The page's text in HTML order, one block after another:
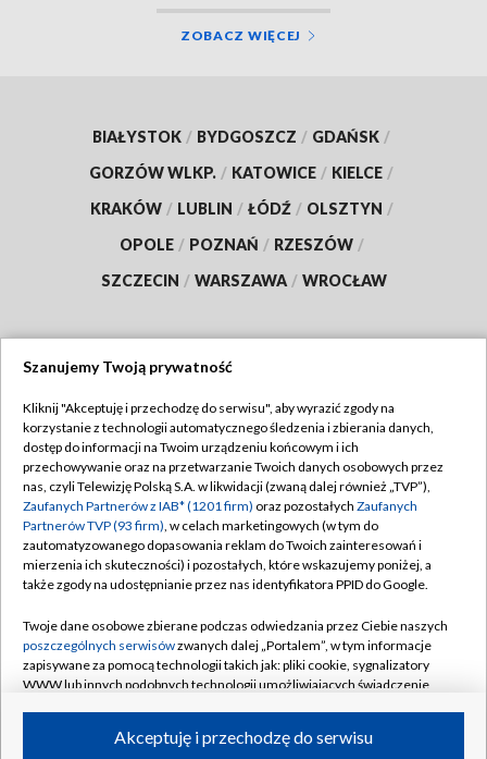
ZOBACZ WIĘCEJ
BIAŁYSTOK / BYDGOSZCZ / GDAŃSK /
GORZÓW WLKP. / KATOWICE / KIELCE /
KRAKÓW / LUBLIN / ŁÓDŹ / OLSZTYN /
OPOLE / POZNAŃ / RZESZÓW /
SZCZECIN / WARSZAWA / WROCŁAW
TVP
Abonament TVP
Emisja w TVP
Centrum informacji TVP
Naziemna Telewizja Cyfrowa
Rada Programowa
System NOS
Informacje o nadawcy
Program dla prasy
Regulamin TVP
Polityka prywatności
Moje zgody
Pomoc
Kontakt
Kanały
Szanujemy Twoją prywatność
Kliknij "Akceptuję i przechodzę do serwisu", aby wyrazić zgody na
korzystanie z technologii automatycznego śledzenia i zbierania danych,
dostęp do informacji na Twoim urządzeniu końcowym i ich
przechowywanie oraz na przetwarzanie Twoich danych osobowych przez
nas, czyli Telewizję Polską S.A. w likwidacji (zwaną dalej również „TVP”),
Zaufanych Partnerów z IAB* (1201 firm) oraz pozostałych Zaufanych
Partnerów TVP (93 firm), w celach marketingowych (w tym do
zautomatyzowanego dopasowania reklam do Twoich zainteresowań i
mierzenia ich skuteczności) i pozostałych, które wskazujemy poniżej, a
także zgody na udostępnianie przez nas identyfikatora PPID do Google.
Twoje dane osobowe zbierane podczas odwiedzania przez Ciebie naszych
poszczególnych serwisówzwanych dalej „Portalem”, w tym informacje
zapisywane za pomocą technologii takich jak: pliki cookie, sygnalizatory
WWW lub innych podobnych technologii umożliwiających świadczenie
ruchu w Internecie.Akceptuję i przechodzę do serwisu